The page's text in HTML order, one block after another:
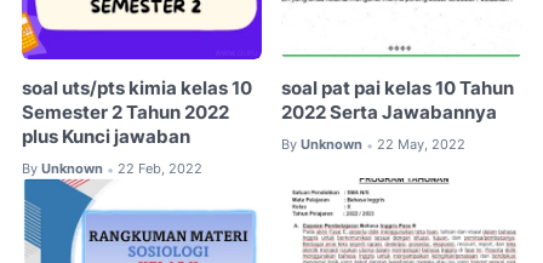
soal uts/pts kimia kelas 10
Semester 2 Tahun 2022
plus Kunci jawaban
By Unknown • 22 Feb, 2022
soal pat pai kelas 10 Tahun
2022 Serta Jawabannya
By Unknown • 22 May, 2022